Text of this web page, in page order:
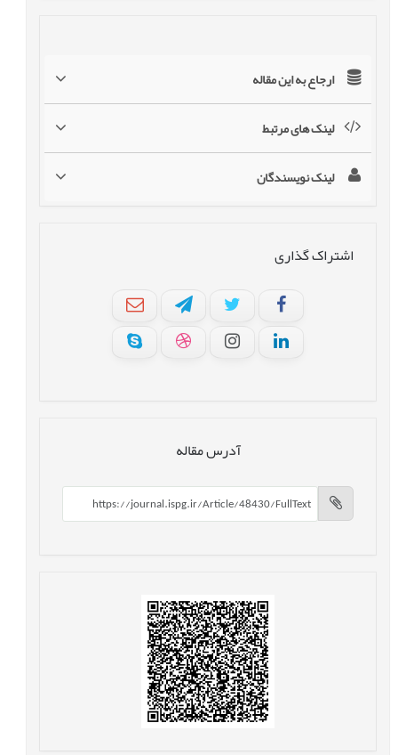
ارجاع به این مقاله
لینک های مرتبط
لینک نویسندگان
اشتراک گذاری
آدرس مقاله